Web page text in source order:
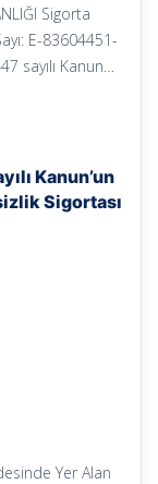
Sigorta
E-83604451-
sayılı Kanun…
Kanun’un
Sigortası
Yer Alan